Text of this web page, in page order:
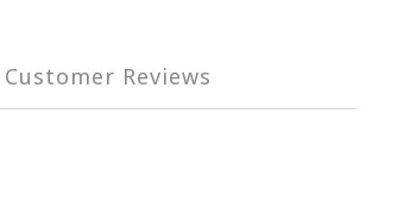
Customer Reviews